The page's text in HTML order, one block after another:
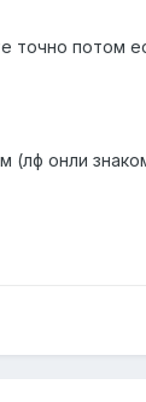
точно потом
(лф онли